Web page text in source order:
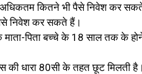
कितने भी पैसे निवेश कर
निवेश कर सकते हैं।
पिता बच्चे के 18 साल तक के
धारा 80सी के तहत छूट मिलती